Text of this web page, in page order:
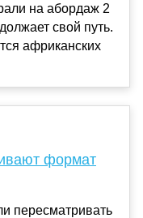
на абордаж 2
свой путь.
африканских
формат
пересматривать